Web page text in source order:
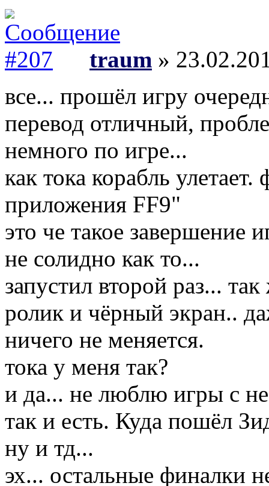
traum »
все... прошёл игру
перевод отличный,
немного по игре...
как тока корабль
приложения FF9"
это че такое завершение
не солидно как то...
запустил второй раз...
ролик и чёрный экран..
ничего не меняется.
тока у меня так?
и да... не люблю игры с
так и есть. Куда пошёл
ну и тд...
эх... остальные финалки